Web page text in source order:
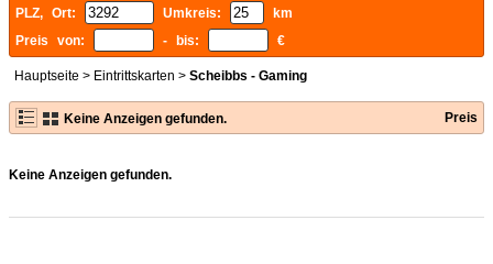
PLZ, Ort: Umkreis:
km
Preis von:
- bis: €
Hauptseite > Eintrittskarten > Scheibbs - Gaming
Keine Anzeigen gefunden. Preis
Keine Anzeigen gefunden.